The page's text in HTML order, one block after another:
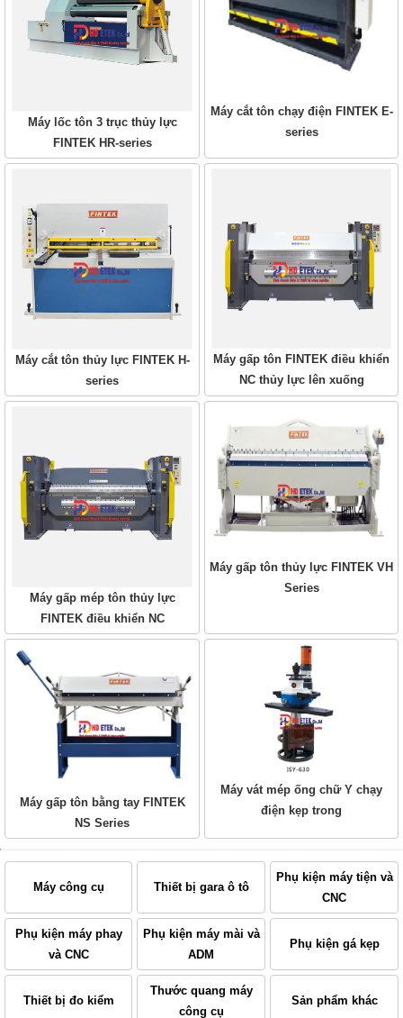
Máy lốc tôn 3 trục thủy lực
FINTEK HR-series
Máy cắt tôn chạy điện FINTEK E-
series
Máy cắt tôn thủy lực FINTEK H-
series
Máy gấp tôn FINTEK điều khiển
NC thủy lực lên xuống
Máy gấp mép tôn thủy lực
FINTEK điều khiển NC
Máy gấp tôn thủy lực FINTEK VH
Series
Máy gấp tôn bằng tay FINTEK
NS Series
Máy vát mép ống chữ Y chạy
điện kẹp trong
Máy công cụ Thiết bị gara ô tô
Phụ kiện máy tiện và
CNC
Phụ kiện máy phay
và CNC
Phụ kiện máy mài và
ADM
Phụ kiện gá kẹp
Thiết bị đo kiểm
Thước quang máy
công cụ
Sản phẩm khác